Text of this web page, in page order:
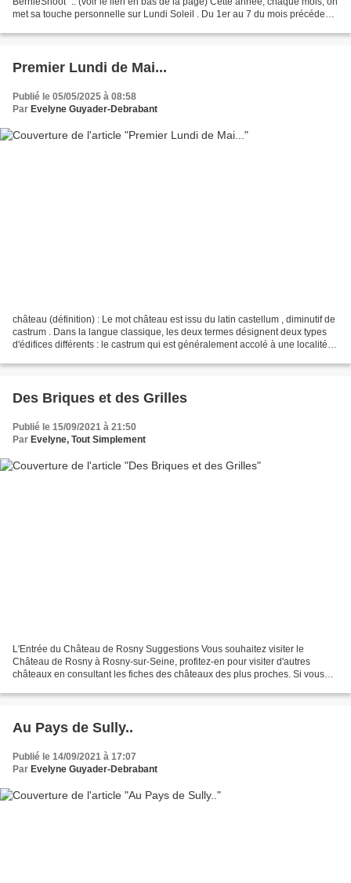
met sa touche personnelle sur Lundi Soleil . Du 1er au 7 du mois précédent,
Premier Lundi de Mai...
Publié le 05/05/2025 à 08:58
Par Evelyne Guyader-Debrabant
château (définition) : Le mot château est issu du latin castellum , diminutif de
castrum . Dans la langue classique, les deux termes désignent deux types
d'édifices différents : le castrum qui est généralement accolé à une localité
Des Briques et des Grilles
Publié le 15/09/2021 à 21:50
Par Evelyne, Tout Simplement
L'Entrée du Château de Rosny Suggestions Vous souhaitez visiter le
Château de Rosny à Rosny-sur-Seine, profitez-en pour visiter d'autres
châteaux en consultant les fiches des châteaux des plus proches. Si vous
Au Pays de Sully..
Publié le 14/09/2021 à 17:07
Par Evelyne Guyader-Debrabant